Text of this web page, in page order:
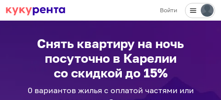
Войти
Снять квартиру на ночь
посуточно в Карелии
со скидкой до 15%
0 вариантовжилья с оплатой частями или